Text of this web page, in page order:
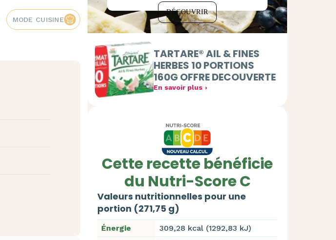
MODE CUISINE
DÉCOUVRIR
TARTARE® AIL & FINES
HERBES 10 PORTIONS
160G OFFRE DECOUVERTE
En savoir plus
Cette recette bénéficie
du Nutri-Score C
Valeurs nutritionnelles pour une
portion (271,75 g)
Énergie
309,28 kcal (1292,83 kJ)